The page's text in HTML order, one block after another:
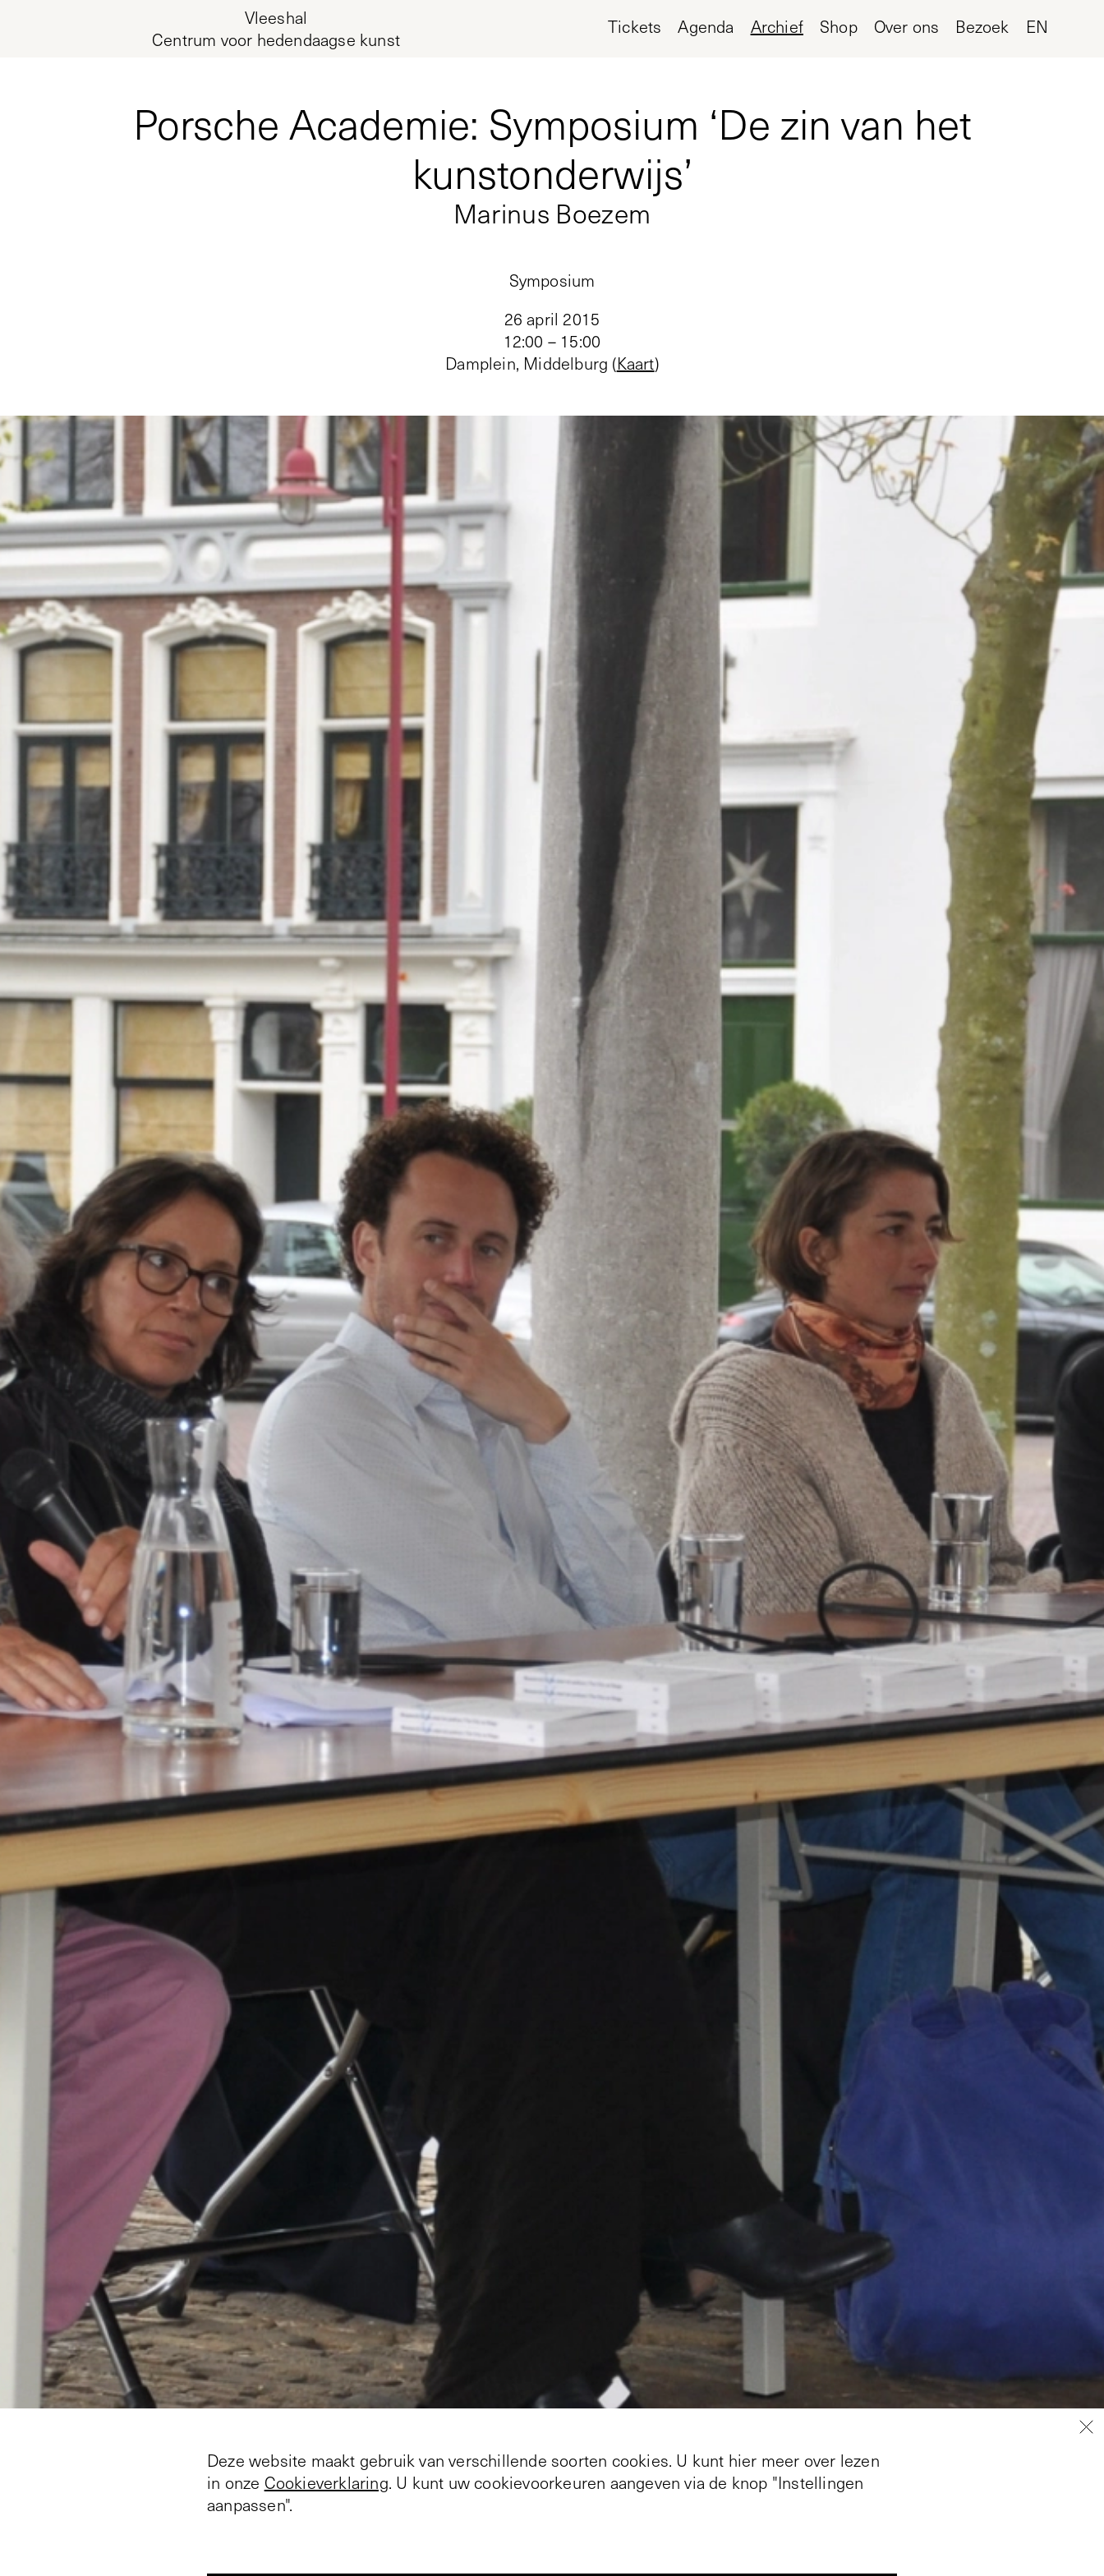
Deze website maakt gebruik van verschillende soorten cookies. U kunt hier meer over lezen
in onze Cookieverklaring. U kunt uw cookievoorkeuren aangeven via de knop "Instellingen
aanpassen".
Vleeshal
Centrum voor hedendaagse kunst
Tickets Agenda Archief Shop Over ons Bezoek EN
Porsche Academie: Symposium ‘De zin van het
kunstonderwijs’
Marinus Boezem
Symposium
26 april 2015
12:00 – 15:00
Damplein, Middelburg (Kaart)